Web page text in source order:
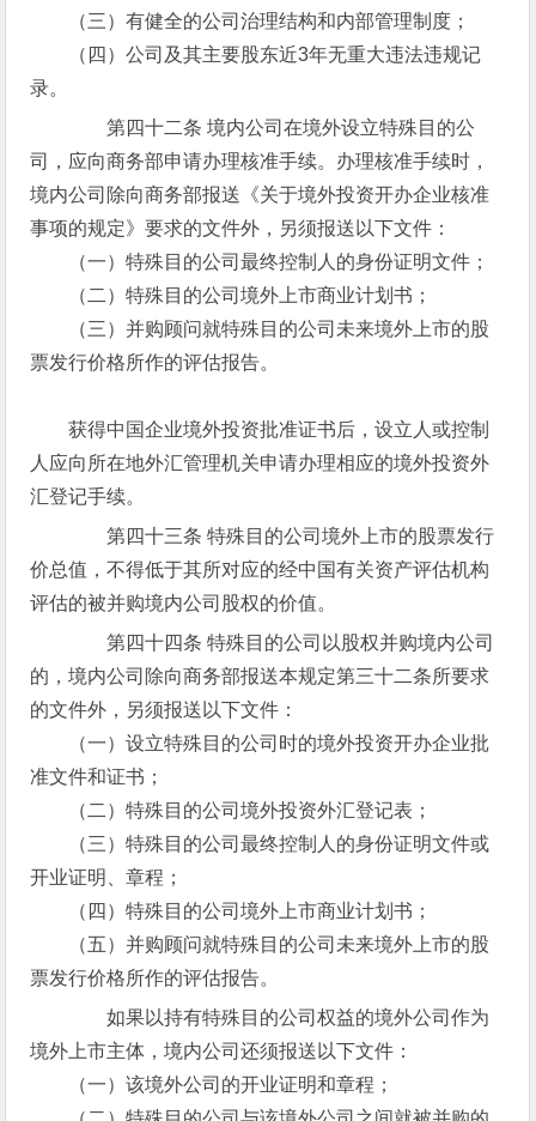
（三）有健全的公司治理结构和内部管理制度；
（四）公司及其主要股东近3年无重大违法违规记
录。
第四十二条 境内公司在境外设立特殊目的公
司，应向商务部申请办理核准手续。办理核准手续时，
境内公司除向商务部报送《关于境外投资开办企业核准
事项的规定》要求的文件外，另须报送以下文件：
（一）特殊目的公司最终控制人的身份证明文件；
（二）特殊目的公司境外上市商业计划书；
（三）并购顾问就特殊目的公司未来境外上市的股
票发行价格所作的评估报告。
获得中国企业境外投资批准证书后，设立人或控制
人应向所在地外汇管理机关申请办理相应的境外投资外
汇登记手续。
第四十三条 特殊目的公司境外上市的股票发行
价总值，不得低于其所对应的经中国有关资产评估机构
评估的被并购境内公司股权的价值。
第四十四条 特殊目的公司以股权并购境内公司
的，境内公司除向商务部报送本规定第三十二条所要求
的文件外，另须报送以下文件：
（一）设立特殊目的公司时的境外投资开办企业批
准文件和证书；
（二）特殊目的公司境外投资外汇登记表；
（三）特殊目的公司最终控制人的身份证明文件或
开业证明、章程；
（四）特殊目的公司境外上市商业计划书；
（五）并购顾问就特殊目的公司未来境外上市的股
票发行价格所作的评估报告。
如果以持有特殊目的公司权益的境外公司作为
境外上市主体，境内公司还须报送以下文件：
（一）该境外公司的开业证明和章程；